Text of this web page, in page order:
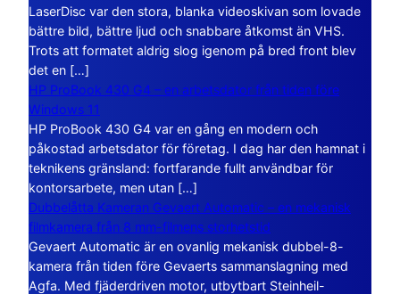
LaserDisc var den stora, blanka videoskivan som lovade
bättre bild, bättre ljud och snabbare åtkomst än VHS.
Trots att formatet aldrig slog igenom på bred front blev
det en […]
HP ProBook 430 G4 – en arbetsdator från tiden före
Windows 11
HP ProBook 430 G4 var en gång en modern och
påkostad arbetsdator för företag. I dag har den hamnat i
teknikens gränsland: fortfarande fullt användbar för
kontorsarbete, men utan […]
Dubbelåtta Kameran Gevaert Automatic – en mekanisk
filmkamera från 8 mm-filmens storhetstid
Gevaert Automatic är en ovanlig mekanisk dubbel-8-
kamera från tiden före Gevaerts sammanslagning med
Agfa. Med fjäderdriven motor, utbytbart Steinheil-